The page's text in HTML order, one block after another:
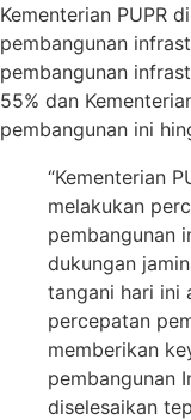
Kementerian PUPR
pembangunan
pembangunan
55% dan
pembangunan ini
“Kementerian
melakukan
pembangunan
dukungan
tangani hari ini
percepatan
memberikan
pembangunan
diselesaikan